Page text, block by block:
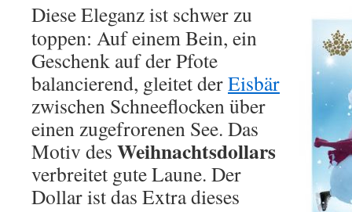
Diese Eleganz ist schwer zu
toppen: Auf einem Bein, ein
Geschenk auf der Pfote
balancierend, gleitet derEisbär
zwischen Schneeflocken über
einen zugefrorenen See. Das
Motiv des Weihnachtsdollars
verbreitet gute Laune. Der
Dollar ist das Extra dieses